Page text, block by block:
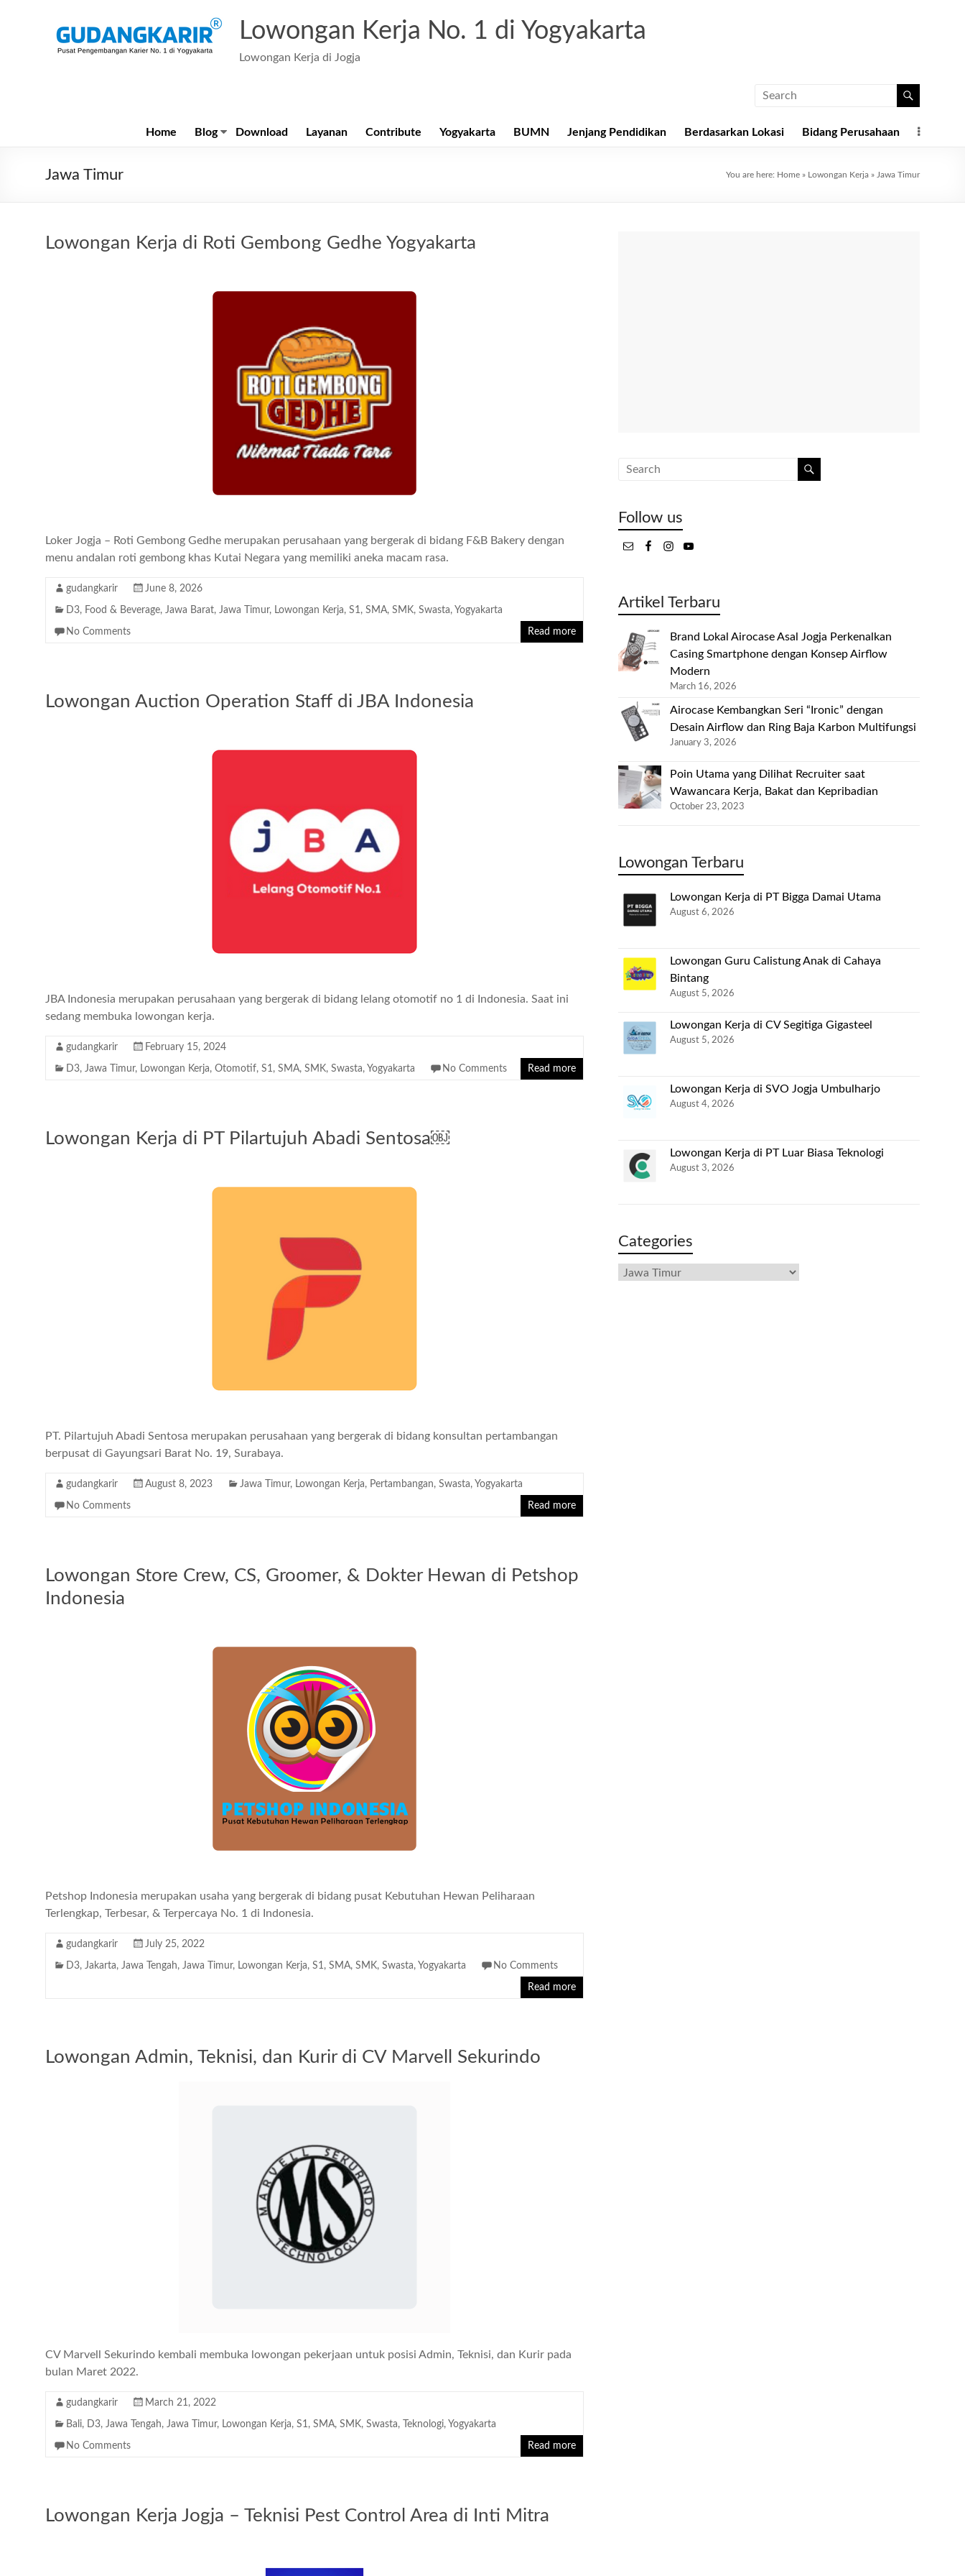
Lowongan Kerja No. 1 di Yogyakarta
Lowongan Kerja di Jogja
Home Blog Download Layanan Contribute Yogyakarta BUMN Jenjang Pendidikan Berdasarkan Lokasi Bidang Perusahaan
Jawa Timur You are here: Home » Lowongan Kerja » Jawa Timur
Lowongan Kerja di Roti Gembong Gedhe Yogyakarta
Loker Jogja – Roti Gembong Gedhe merupakan perusahaan yang bergerak di bidang F&B Bakery dengan
menu andalan roti gembong khas Kutai Negara yang memiliki aneka macam rasa.
gudangkarir June 8, 2026
D3, Food & Beverage, Jawa Barat, Jawa Timur, Lowongan Kerja, S1, SMA, SMK, Swasta, Yogyakarta
No Comments Read more
Lowongan Auction Operation Staff di JBA Indonesia
JBA Indonesia merupakan perusahaan yang bergerak di bidang lelang otomotif no 1 di Indonesia. Saat ini
sedang membuka lowongan kerja.
gudangkarir February 15, 2024
D3, Jawa Timur, Lowongan Kerja, Otomotif, S1, SMA, SMK, Swasta, Yogyakarta No Comments Read more
Lowongan Kerja di PT Pilartujuh Abadi Sentosa￼
PT. Pilartujuh Abadi Sentosa merupakan perusahaan yang bergerak di bidang konsultan pertambangan
berpusat di Gayungsari Barat No. 19, Surabaya.
gudangkarir August 8, 2023 Jawa Timur, Lowongan Kerja, Pertambangan, Swasta, Yogyakarta
No Comments Read more
Lowongan Store Crew, CS, Groomer, & Dokter Hewan di Petshop
Indonesia
Petshop Indonesia merupakan usaha yang bergerak di bidang pusat Kebutuhan Hewan Peliharaan
Terlengkap, Terbesar, & Terpercaya No. 1 di Indonesia.
gudangkarir July 25, 2022
D3, Jakarta, Jawa Tengah, Jawa Timur, Lowongan Kerja, S1, SMA, SMK, Swasta, Yogyakarta No Comments
Read more
Lowongan Admin, Teknisi, dan Kurir di CV Marvell Sekurindo
CV Marvell Sekurindo kembali membuka lowongan pekerjaan untuk posisi Admin, Teknisi, dan Kurir pada
bulan Maret 2022.
gudangkarir March 21, 2022
Bali, D3, Jawa Tengah, Jawa Timur, Lowongan Kerja, S1, SMA, SMK, Swasta, Teknologi, Yogyakarta
No Comments Read more
Lowongan Kerja Jogja – Teknisi Pest Control Area di Inti Mitra
Follow us
Artikel Terbaru
Brand Lokal Airocase Asal Jogja Perkenalkan
Casing Smartphone dengan Konsep Airflow
Modern
March 16, 2026
Airocase Kembangkan Seri “Ironic” dengan
Desain Airflow dan Ring Baja Karbon Multifungsi
January 3, 2026
Poin Utama yang Dilihat Recruiter saat
Wawancara Kerja, Bakat dan Kepribadian
October 23, 2023
Lowongan Terbaru
Lowongan Kerja di PT Bigga Damai Utama
August 6, 2026
Lowongan Guru Calistung Anak di Cahaya
Bintang
August 5, 2026
Lowongan Kerja di CV Segitiga Gigasteel
August 5, 2026
Lowongan Kerja di SVO Jogja Umbulharjo
August 4, 2026
Lowongan Kerja di PT Luar Biasa Teknologi
August 3, 2026
Categories
Categories